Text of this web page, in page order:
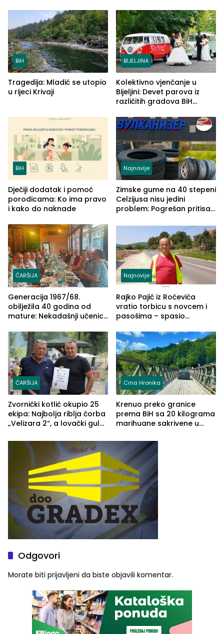
BiH
Tragedija: Mladić se utopio
u rijeci Krivaji
BIJELJINA
Kolektivno vjenčanje u
Bijeljini: Devet parova iz
različitih gradova BiH
BiH
Dječiji dodatak i pomoć
porodicama: Ko ima pravo
i kako do naknade
Najnovije
Zimske gume na 40 stepeni
Celzijusa nisu jedini
problem: Pogrešan pritisak
ČARŠIJA
Generacija 1967/68.
obilježila 40 godina od
mature: Nekadašnji učenici
(FOTO)
Najnovije
Rajko Pajić iz Roćevića
vratio torbicu s novcem i
pasošima – spasio
Grčkoj
ČARŠIJA
Zvornički kotlić okupio 25
ekipa: Najbolja riblja čorba
„Velizara 2“, a lovački gulaš
Crna Hronika
Krenuo preko granice
prema BiH sa 20 kilograma
marihuane sakrivene u
Odgovori
Morate biti prijavljeni da biste objavili komentar.